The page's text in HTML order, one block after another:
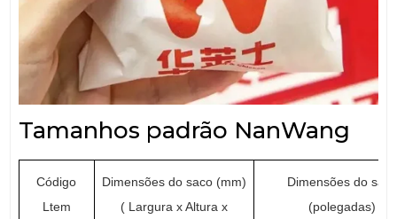
Tamanhos padrão NanWang
Código
Ltem
Dimensões do saco (mm)
( Largura x Altura x
Dimensões do saco
(polegadas)